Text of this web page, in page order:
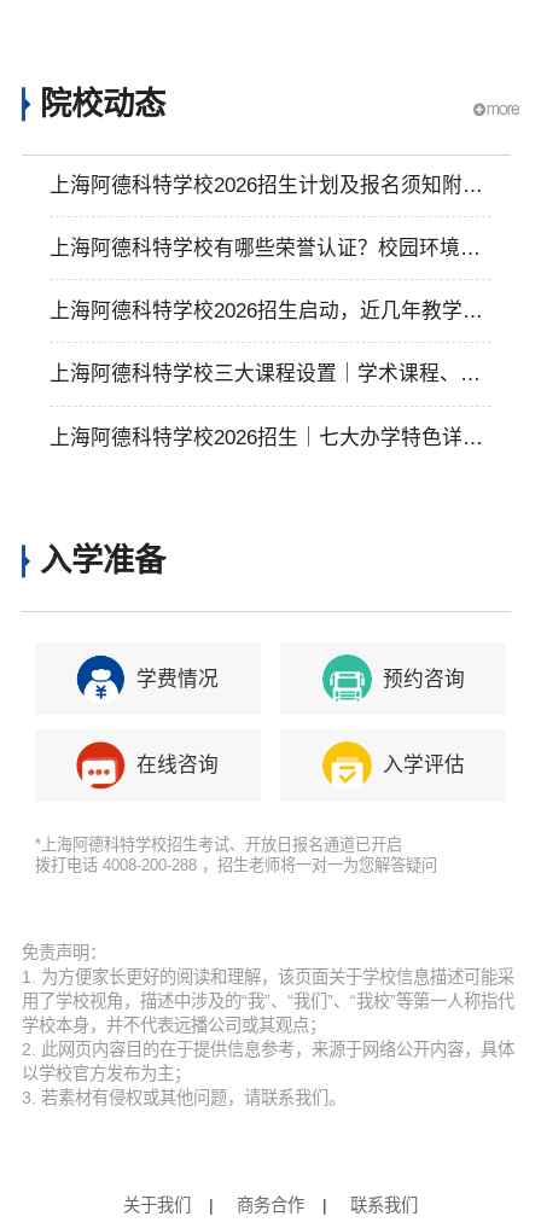
院校动态
上海阿德科特学校2026招生计划及报名须知附申
请流程
上海阿德科特学校有哪些荣誉认证？校园环境有
哪些硬件设施？
上海阿德科特学校2026招生启动，近几年教学成
果如何？
上海阿德科特学校三大课程设置｜学术课程、通
识课程、校本课程
上海阿德科特学校2026招生｜七大办学特色详情
入学准备
学费情况 预约咨询
在线咨询 入学评估
*上海阿德科特学校招生考试、开放日报名通道已开启
拨打电话 4008-200-288 ，招生老师将一对一为您解答疑问
免责声明：
1. 为方便家长更好的阅读和理解，该页面关于学校信息描述可能采
用了学校视角，描述中涉及的“我”、“我们”、“我校”等第一人称指代
学校本身，并不代表远播公司或其观点；
2. 此网页内容目的在于提供信息参考，来源于网络公开内容，具体
以学校官方发布为主；
3. 若素材有侵权或其他问题，请联系我们。
关于我们 | 商务合作 | 联系我们